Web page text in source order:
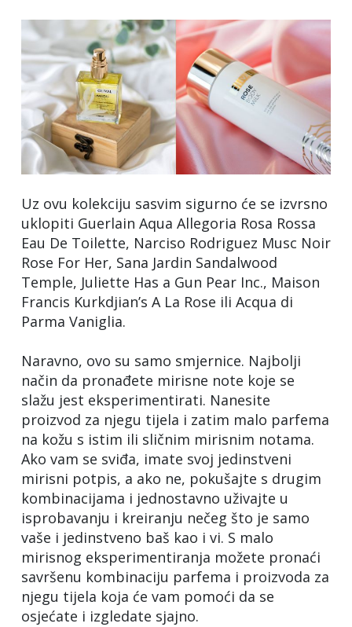
Uz ovu kolekciju sasvim sigurno će se izvrsno
uklopiti Guerlain Aqua Allegoria Rosa Rossa
Eau De Toilette, Narciso Rodriguez Musc Noir
Rose For Her, Sana Jardin Sandalwood
Temple, Juliette Has a Gun Pear Inc., Maison
Francis Kurkdjian’s A La Rose ili Acqua di
Parma Vaniglia.
Naravno, ovo su samo smjernice. Najbolji
način da pronađete mirisne note koje se
slažu jest eksperimentirati. Nanesite
proizvod za njegu tijela i zatim malo parfema
na kožu s istim ili sličnim mirisnim notama.
Ako vam se sviđa, imate svoj jedinstveni
mirisni potpis, a ako ne, pokušajte s drugim
kombinacijama i jednostavno uživajte u
isprobavanju i kreiranju nečeg što je samo
vaše i jedinstveno baš kao i vi. S malo
mirisnog eksperimentiranja možete pronaći
savršenu kombinaciju parfema i proizvoda za
njegu tijela koja će vam pomoći da se
osjećate i izgledate sjajno.